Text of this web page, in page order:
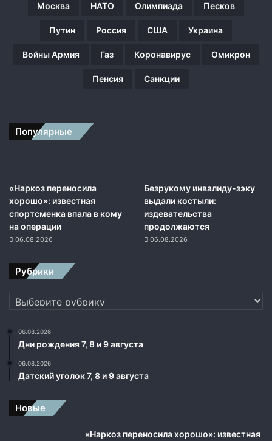
и
к
а
я
з
в
з
Москва НАТО Олимпиада Песков
Путин Россия США Украина
Войны Армия Газ Коронавирус Омикрон
Пенсия Санкции
Популярные
«Наркоз переносила
хорошо»: известная
спортсменка впала в кому
на операции
06.08.2026
Безрукому инвалиду-зэку
выдали костыли:
издевательства
продолжаются
06.08.2026
Рубрики
Рубрики
06.08.2026
Дни рождения 7, 8 и 9 августа
06.08.2026
Датский уголок 7, 8 и 9 августа
Новые
«Наркоз переносила хорошо»: известная